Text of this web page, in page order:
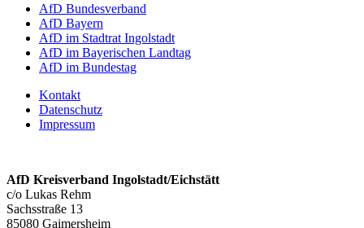
AfD Bundesverband
AfD Bayern
AfD im Stadtrat Ingolstadt
AfD im Bayerischen Landtag
AfD im Bundestag
Kontakt
Datenschutz
Impressum
AfD Kreisverband Ingolstadt/Eichstätt
c/o Lukas Rehm
Sachsstraße 13
85080 Gaimersheim